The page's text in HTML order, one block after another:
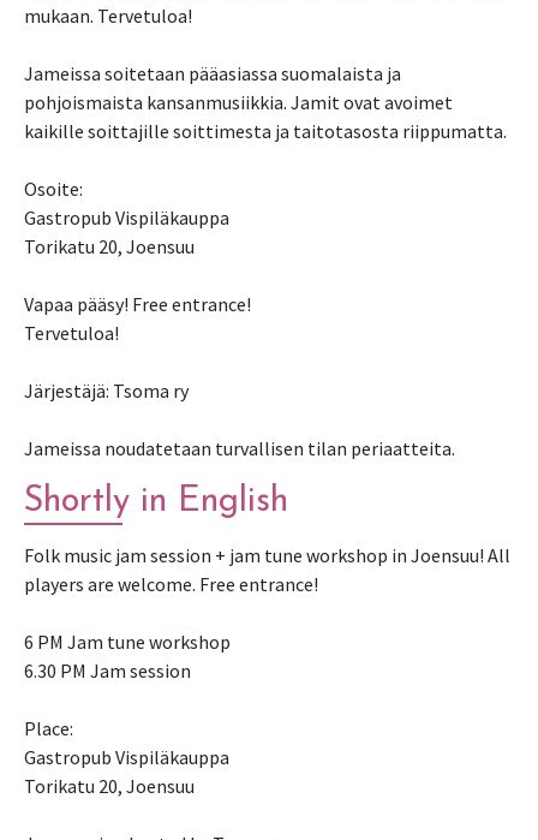
mukaan. Tervetuloa!
Jameissa soitetaan pääasiassa suomalaista ja
pohjoismaista kansanmusiikkia. Jamit ovat avoimet
kaikille soittajille soittimesta ja taitotasosta riippumatta.
Osoite:
Gastropub Vispiläkauppa
Torikatu 20, Joensuu
Vapaa pääsy! Free entrance!
Tervetuloa!
Järjestäjä: Tsoma ry
Jameissa noudatetaan turvallisen tilan periaatteita.
Shortly in English
Folk music jam session + jam tune workshop in Joensuu! All
players are welcome. Free entrance!
6 PM Jam tune workshop
6.30 PM Jam session
Place:
Gastropub Vispiläkauppa
Torikatu 20, Joensuu